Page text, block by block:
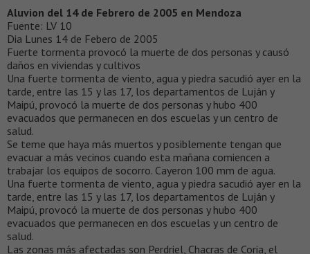
Aluvion del 14 de Febrero de 2005 en Mendoza
Fuente: LV 10
Dia Lunes 14 de Febero de 2005
Fuerte tormenta provocó la muerte de dos personas y causó
daños en viviendas y cultivos
Una fuerte tormenta de viento, agua y piedra sacudió ayer en la
tarde, entre las 15 y las 17, los departamentos de Luján y
Maipú, provocó la muerte de dos personas y hubo 400
evacuados que permanecen en dos escuelas y un centro de
salud.
Se teme que haya más muertos y posiblemente tengan que
evacuar a más vecinos cuando esta mañana comiencen a
trabajar los equipos de socorro. Cayeron 100 mm de agua.
Una fuerte tormenta de viento, agua y piedra sacudió ayer en la
tarde, entre las 15 y las 17, los departamentos de Luján y
Maipú, provocó la muerte de dos personas y hubo 400
evacuados que permanecen en dos escuelas y un centro de
salud.
Las zonas más afectadas son Perdriel, Chacras de Coria, el